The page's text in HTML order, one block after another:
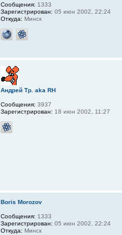
Сообщения: 1333
Зарегистрирован: 05 июн 2002, 22:24
Откуда: Минск
Андрей Тр. aka RH
Сообщения: 3937
Зарегистрирован: 18 июн 2002, 11:27
Boris Morozov
Сообщения: 1333
Зарегистрирован: 05 июн 2002, 22:24
Откуда: Минск